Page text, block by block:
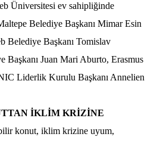
Üniversitesi ev sahipliğinde
Belediye Başkanı Mimar Esin
Belediye Başkanı Tomislav
Başkanı Juan Mari Aburto, Erasmus
Liderlik Kurulu Başkanı Annelien
İKLİM KRİZİNE
konut, iklim krizine uyum,